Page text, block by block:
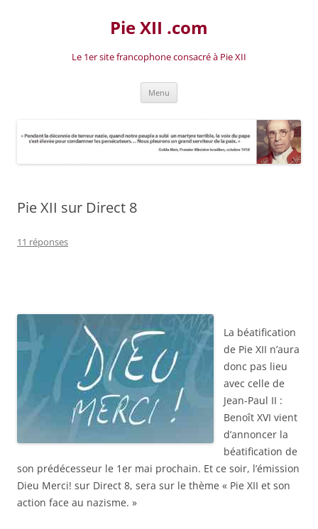
Pie XII .com
Le 1er site francophone consacré à Pie XII
Menu
Pie XII sur Direct 8
11 réponses
La béatification
de Pie XII n’aura
donc pas lieu
avec celle de
Jean-Paul II :
Benoît XVI vient
d’annoncer la
béatification de
son prédécesseur le 1er mai prochain. Et ce soir, l’émission
Dieu Merci! sur Direct 8, sera sur le thème « Pie XII et son
action face au nazisme. »